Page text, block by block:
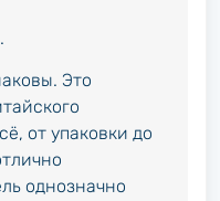
Это
от упаковки до
однозначно